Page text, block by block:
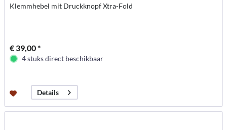
Klemmhebel mit Druckknopf Xtra-Fold
€ 39,00 *
4 stuks direct beschikbaar
Details